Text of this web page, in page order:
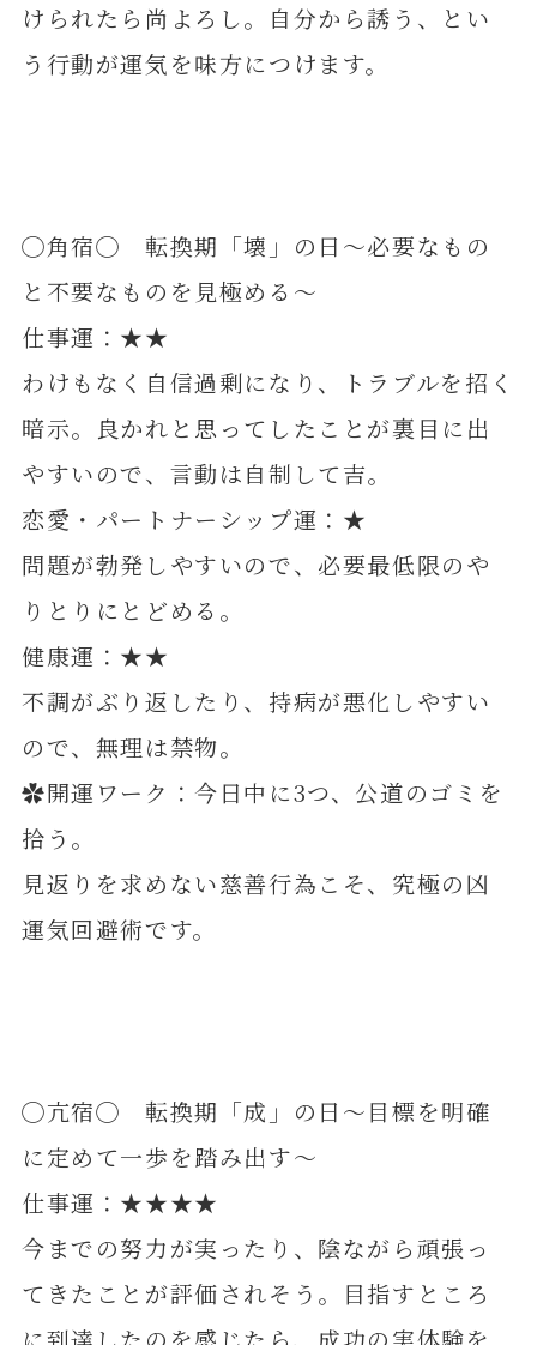
けられたら尚よろし。自分から誘う、とい
う行動が運気を味方につけます。
◯角宿◯ 転換期「壊」の日～必要なもの
と不要なものを見極める～
仕事運：★★
わけもなく自信過剰になり、トラブルを招く
暗示。良かれと思ってしたことが裏目に出
やすいので、言動は自制して吉。
恋愛・パートナーシップ運：★
問題が勃発しやすいので、必要最低限のや
りとりにとどめる。
健康運：★★
不調がぶり返したり、持病が悪化しやすい
ので、無理は禁物。
✿開運ワーク：今日中に3つ、公道のゴミを
拾う。
見返りを求めない慈善行為こそ、究極の凶
運気回避術です。
◯亢宿◯ 転換期「成」の日～目標を明確
に定めて一歩を踏み出す～
仕事運：★★★★
今までの努力が実ったり、陰ながら頑張っ
てきたことが評価されそう。目指すところ
に到達したのを感じたら、成功の実体験を